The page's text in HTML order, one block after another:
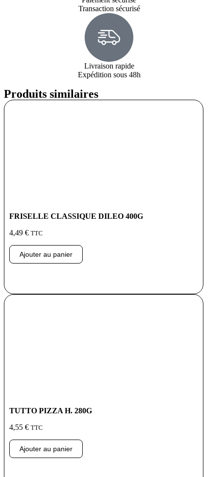
Transaction sécurisé
Livraison rapide
Expédition sous 48h
Produits similaires
FRISELLE CLASSIQUE DILEO 400G
4,49 € TTC
Ajouter au panier
TUTTO PIZZA H. 280G
4,55 € TTC
Ajouter au panier